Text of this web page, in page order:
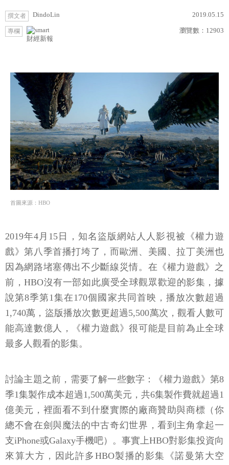
撰文者 DindoLin 2019.05.15
專欄
財經新報
瀏覽數： 12903
首圖來源：HBO
2019年4月15日，知名盜版網站人人影視被《權力遊
戲》第八季首播打垮了，而歐洲、美國、拉丁美洲也
因為網路堵塞傳出不少斷線災情。在《權力遊戲》之
前，HBO沒有一部如此廣受全球觀眾歡迎的影集，據
說第8季第1集在170個國家共同首映，播放次數超過
1,740萬，盜版播放次數更超過5,500萬次，觀看人數可
能高達數億人，《權力遊戲》很可能是目前為止全球
最多人觀看的影集。
討論主題之前，需要了解一些數字：《權力遊戲》第8
季1集製作成本超過1,500萬美元，共6集製作費就超過1
億美元，裡面看不到什麼實際的廠商贊助與商標（你
總不會在劍與魔法的中古奇幻世界，看到主角拿起一
支iPhone或Galaxy手機吧）。事實上HBO對影集投資向
來算大方，因此許多HBO製播的影集《諾曼第大空